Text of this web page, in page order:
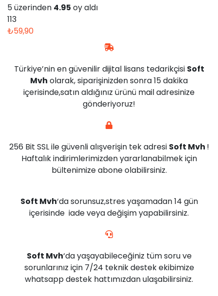
5 üzerinden 4.95 oy aldı
113
₺59,90
Türkiye’nin en güvenilir dijital lisans tedarikçisi Soft
Mvh olarak, siparişinizden sonra 15 dakika
içerisinde,satın aldığınız ürünü mail adresinize
gönderiyoruz!
256 Bit SSL ile güvenli alışverişin tek adresi Soft Mvh !
Haftalık indirimlerimizden yararlanabilmek için
bültenimize abone olabilirsiniz.
Soft Mvh‘da sorunsuz,stres yaşamadan 14 gün
içerisinde iade veya değişim yapabilirsiniz.
Soft Mvh‘da yaşayabileceğiniz tüm soru ve
sorunlarınız için 7/24 teknik destek ekibimize
whatsapp destek hattımızdan ulaşabilirsiniz.